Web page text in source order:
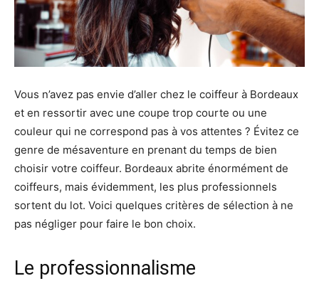
Vous n’avez pas envie d’aller chez le coiffeur à Bordeaux
et en ressortir avec une coupe trop courte ou une
couleur qui ne correspond pas à vos attentes ? Évitez ce
genre de mésaventure en prenant du temps de bien
choisir votre coiffeur. Bordeaux abrite énormément de
coiffeurs, mais évidemment, les plus professionnels
sortent du lot. Voici quelques critères de sélection à ne
pas négliger pour faire le bon choix.
Le professionnalisme